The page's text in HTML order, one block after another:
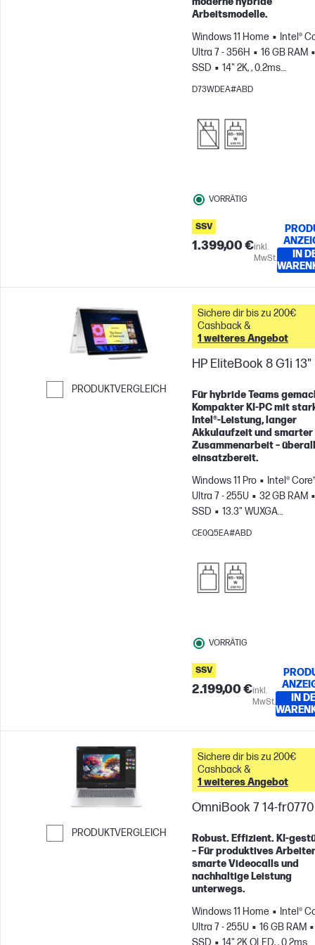
Arbeitsmodelle.
Windows 11 Home
Intel®
Ultra 7 - 356H
16 GB RAM
SSD
14" 2K, , 0.2ms
Reaktionszeit
D73WDEA#ABD
VORRÄTIG
SSV
1.399,00 €inkl.
MwSt.
IN
PRODUKTVERGLEICH
Weiter zum Vergleichen
Sichere dir bis zu 200€
Cashback &
1 weiteres Angebot
HP EliteBook 8 G1i 13"
Für hybride Teams
Kompakter KI-PC mit
Intel®-Leistung, langer
Akkulaufzeit und smarter
Zusammenarbeit – überall
einsatzbereit.
Windows 11 Pro
Intel®
Ultra 7 - 255U
32 GB RAM
SSD
13.3" WUXGA
Touchscreen
CE0Q5EA#ABD
VORRÄTIG
SSV
2.199,00 €inkl.
MwSt.
IN
PRODUKTVERGLEICH
Weiter zum Vergleichen
Sichere dir bis zu 200€
Cashback &
1 weiteres Angebot
OmniBook 7 14-
Robust. Effizient. KI-
– Für produktives
smarte Videocalls und
nachhaltige Leistung
unterwegs.
Windows 11 Home
Intel®
Ultra 7 - 255U
16 GB RAM
SSD
14" 2K OLED, , 0.2ms